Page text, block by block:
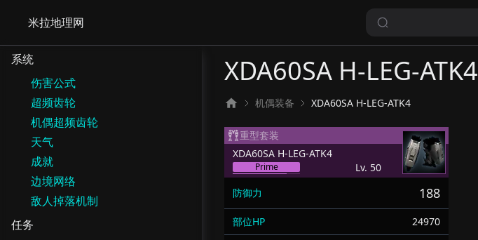
米拉地理网
系统
伤害公式
超频齿轮
机偶超频齿轮
天气
成就
边境网络
敌人掉落机制
任务
XDA60SA H-LEG-ATK4
机偶装备
XDA60SA H-LEG-ATK4
重型套装
XDA60SA H-LEG-ATK4
Lv. 50
Prime
防御力 188
部位HP
24970